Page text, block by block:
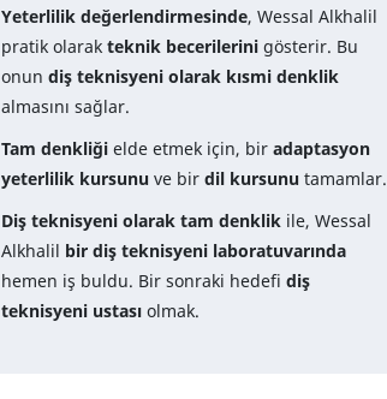
Yeterlilik değerlendirmesinde, Wessal Alkhalil
pratik olarakteknik becerilerini gösterir. Bu
onundiş teknisyeni olarak kısmi denklik
almasını sağlar.
Tam denkliği elde etmek için, biradaptasyon
yeterlilik kursunu ve birdil kursunu tamamlar.
Diş teknisyeni olarak tam denklik ile, Wessal
Alkhalil bir diş teknisyeni laboratuvarında
hemen iş buldu. Bir sonraki hedefi diş
teknisyeni ustası olmak.